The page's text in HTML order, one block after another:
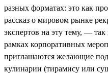
разных форматах: это как
рассказ о мировом рынке
экспертов на эту тему, —
рамках корпоративных
приглашаются желающие
кулинарии (тирамису или